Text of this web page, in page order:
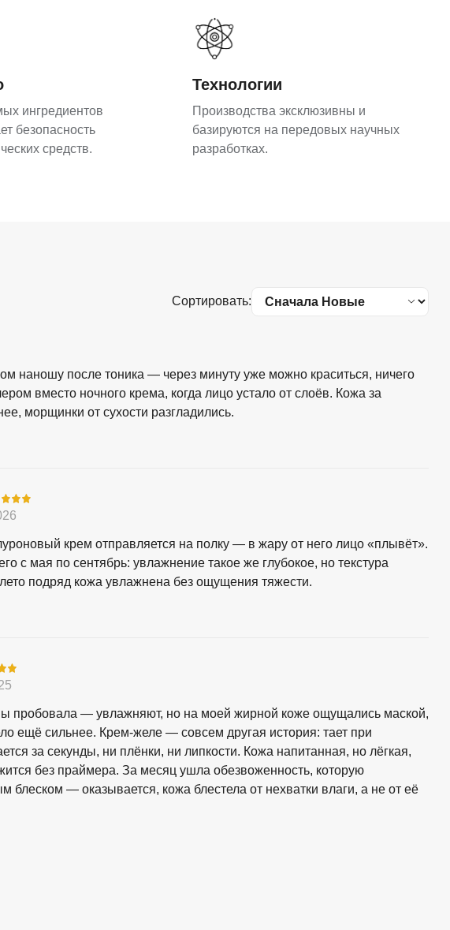
ингредиентов
безопасность
средств.
Технологии
Производства эксклюзивны и
базируются на передовых научных
разработках.
Сортировать:
наношу после тоника — через минуту уже можно краситься, ничего
вместо ночного крема, когда лицо устало от слоёв. Кожа за
морщинки от сухости разгладились.
крем отправляется на полку — в жару от него лицо «плывёт».
с мая по сентябрь: увлажнение такое же глубокое, но текстура
подряд кожа увлажнена без ощущения тяжести.
пробовала — увлажняют, но на моей жирной коже ощущались маской,
ещё сильнее. Крем-желе — совсем другая история: тает при
за секунды, ни плёнки, ни липкости. Кожа напитанная, но лёгкая,
без праймера. За месяц ушла обезвоженность, которую
блеском — оказывается, кожа блестела от нехватки влаги, а не от её